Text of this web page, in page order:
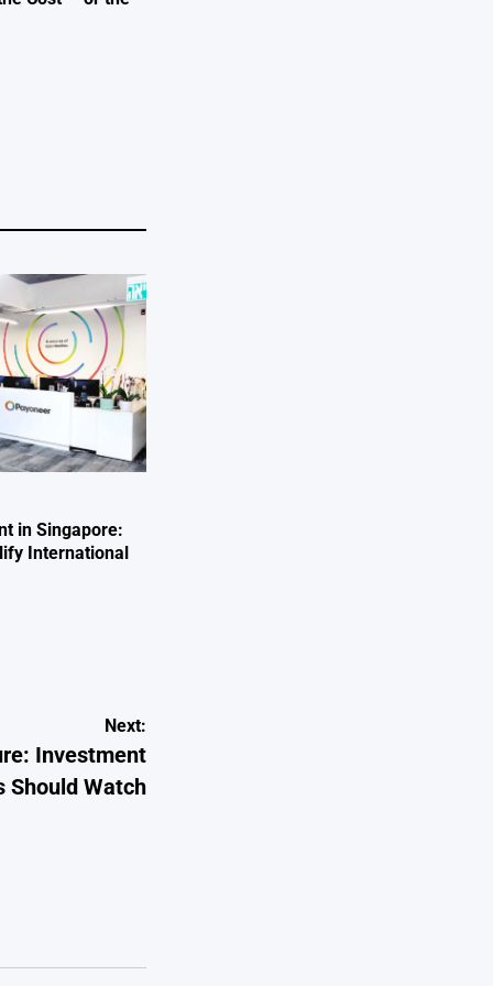
in Singapore:
International
Next:
Investment
Should Watch